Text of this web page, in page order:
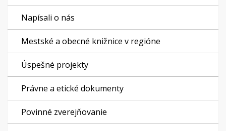
Napísali o nás
Mestské a obecné knižnice v regióne
Úspešné projekty
Právne a etické dokumenty
Povinné zverejňovanie